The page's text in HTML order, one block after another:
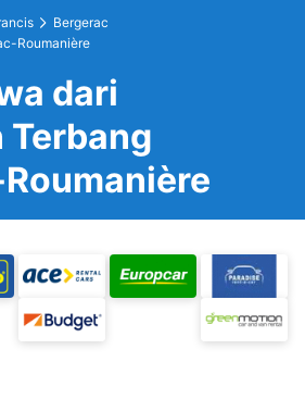
Bergerac
Roumanière
dari
Terbang